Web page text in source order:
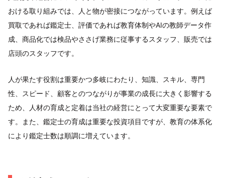
おける取り組みでは、人と物が密接につながっています。例えば
買取であれば鑑定士、評価であれば教育体制やAIの教師データ作
成、商品化では検品やささげ業務に従事するスタッフ、販売では
店頭のスタッフです。
人が果たす役割は重要かつ多岐にわたり、知識、スキル、専門
性、スピード、顧客とのつながりが事業の成長に大きく影響する
ため、人材の育成と定着は当社の経営にとって大変重要な要素で
す。また、鑑定士の育成は重要な投資項目ですが、教育の体系化
により鑑定士数は順調に増えています。